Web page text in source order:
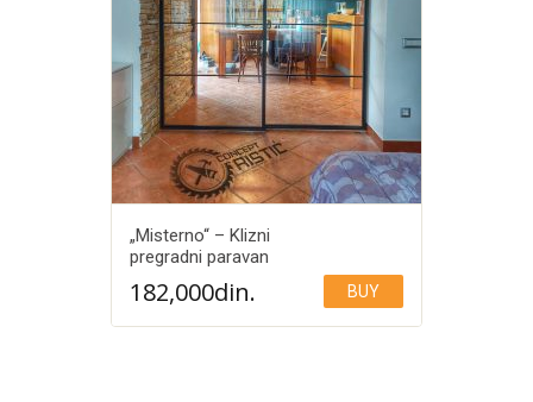
„Misterno“ – Klizni
pregradni paravan
182,000din. BUY